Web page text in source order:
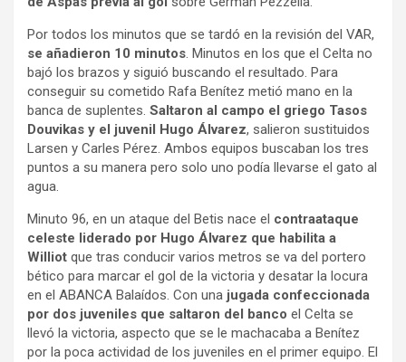
Por todos los minutos que se tardó en la revisión del VAR,
se añadieron 10 minutos. Minutos en los que el Celta no
bajó los brazos y siguió buscando el resultado. Para
conseguir su cometido Rafa Benítez metió mano en la
banca de suplentes. Saltaron al campo el griego Tasos
Douvikas y el juvenil Hugo Álvarez, salieron sustituidos
Larsen y Carles Pérez. Ambos equipos buscaban los tres
puntos a su manera pero solo uno podía llevarse el gato al
agua.
Minuto 96, en un ataque del Betis nace el contraataque
celeste liderado por Hugo Álvarez que habilita a
Williot que tras conducir varios metros se va del portero
bético para marcar el gol de la victoria y desatar la locura
en el ABANCA Balaídos. Con una jugada confeccionada
por dos juveniles que saltaron del banco el Celta se
llevó la victoria, aspecto que se le machacaba a Benítez
por la poca actividad de los juveniles en el primer equipo. El